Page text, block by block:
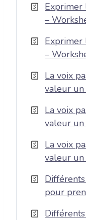
Exprimer
–
Exprimer
–
La voix
valeur
La voix
valeur
La voix
valeur
pour